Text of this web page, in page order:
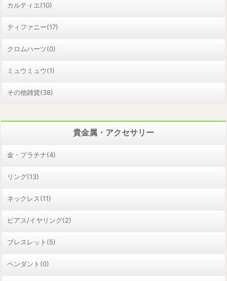
カルティエ(10)
ティファニー(17)
クロムハーツ(0)
ミュウミュウ(1)
その他雑貨(38)
貴金属・アクセサリー
金・プラチナ(4)
リング(13)
ネックレス(11)
ピアス/イヤリング(2)
ブレスレット(5)
ペンダント(0)